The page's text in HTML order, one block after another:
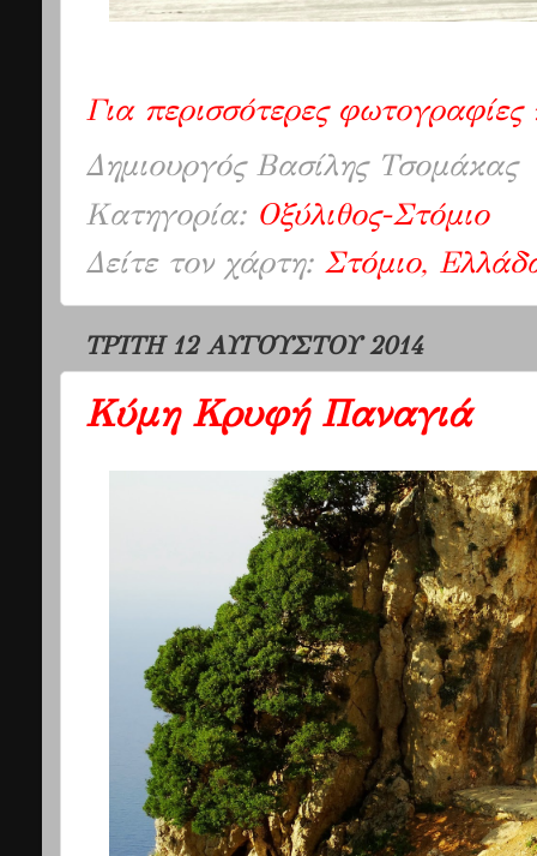
Για περισσότερες
Δημιουργός Βασίλης Τσομάκας
Κατηγορία: Οξύλιθος-Στόμιο
Δείτε τον χάρτη: Στόμιο,
ΤΡΊΤΗ 12 ΑΥΓΟΎΣΤΟΥ 2014
Κύμη Κρυφή Παναγιά